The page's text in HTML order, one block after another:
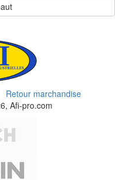
Retour marchandise
Afi-pro.com